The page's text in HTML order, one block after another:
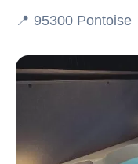
📍 95300